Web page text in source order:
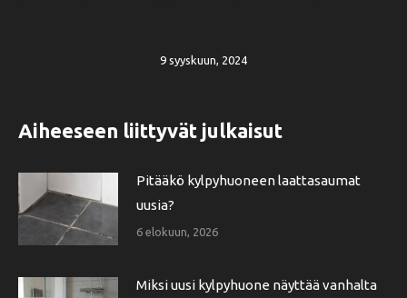
9 syyskuun, 2024
Aiheeseen liittyvät julkaisut
Pitääkö kylpyhuoneen laattasaumat
uusia?
6 elokuun, 2026
Miksi uusi kylpyhuone näyttää vanhalta